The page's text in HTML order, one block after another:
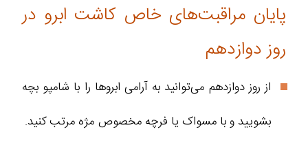
پایان مراقبت‌های خاص کاشت ابرو در
روز دوازدهم
از روز دوازدهم می‌توانید به آرامی ابروها را با شامپو بچه
بشویید و با مسواک یا فرچه مخصوص مژه مرتب کنید.